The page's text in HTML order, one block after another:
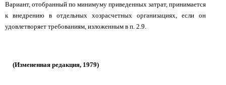
Вариант, отобранный по минимуму приведенных затрат, принимается
к внедрению в отдельных хозрасчетных организациях, если он
удовлетворяет требованиям, изложенным в п. 2.9.
(Измененная редакция, 1979)